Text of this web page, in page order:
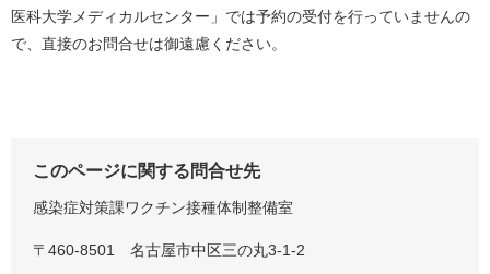
医科大学メディカルセンター」では予約の受付を行っていませんの
で、直接のお問合せは御遠慮ください。
このページに関する問合せ先
感染症対策課ワクチン接種体制整備室
〒460-8501 名古屋市中区三の丸3-1-2